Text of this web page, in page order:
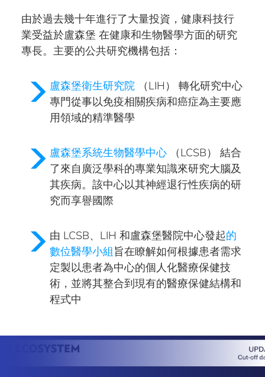
由於過去幾十年進行了大量投資，健康科技行
業受益於盧森堡 在健康和生物醫學方面的研究
專長。主要的公共研究機構包括：
盧森堡衛生研究院 （LIH） 轉化研究中心
專門從事以免疫相關疾病和癌症為主要應
用領域的精準醫學
盧森堡系統生物醫學中心 （LCSB） 結合
了來自廣泛學科的專業知識來研究大腦及
其疾病。該中心以其神經退行性疾病的研
究而享譽國際
由 LCSB、LIH 和盧森堡醫院中心發起的
數位醫學小組旨在瞭解如何根據患者需求
定製以患者為中心的個人化醫療保健技
術 ，並將其整合到現有的醫療保健結構和
程式中